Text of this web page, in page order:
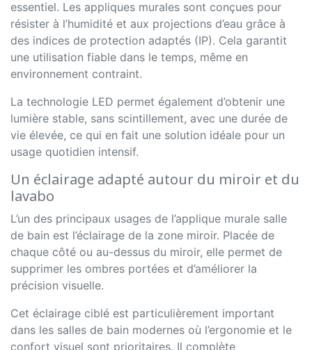
essentiel. Les appliques murales sont conçues pour
résister à l’humidité et aux projections d’eau grâce à
des indices de protection adaptés (IP). Cela garantit
une utilisation fiable dans le temps, même en
environnement contraint.
La technologie LED permet également d’obtenir une
lumière stable, sans scintillement, avec une durée de
vie élevée, ce qui en fait une solution idéale pour un
usage quotidien intensif.
Un éclairage adapté autour du miroir et du
lavabo
L’un des principaux usages de l’applique murale salle
de bain est l’éclairage de la zone miroir. Placée de
chaque côté ou au-dessus du miroir, elle permet de
supprimer les ombres portées et d’améliorer la
précision visuelle.
Cet éclairage ciblé est particulièrement important
dans les salles de bain modernes où l’ergonomie et le
confort visuel sont prioritaires. Il complète